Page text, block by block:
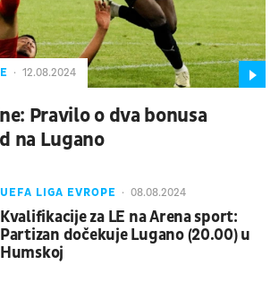
12.08.2024
Pravilo o dva bonusa
na Lugano
UEFA LIGA EVROPE 08.08.2024
Kvalifikacije za LE na Arena sport:
Partizan dočekuje Lugano (20.00) u
Humskoj